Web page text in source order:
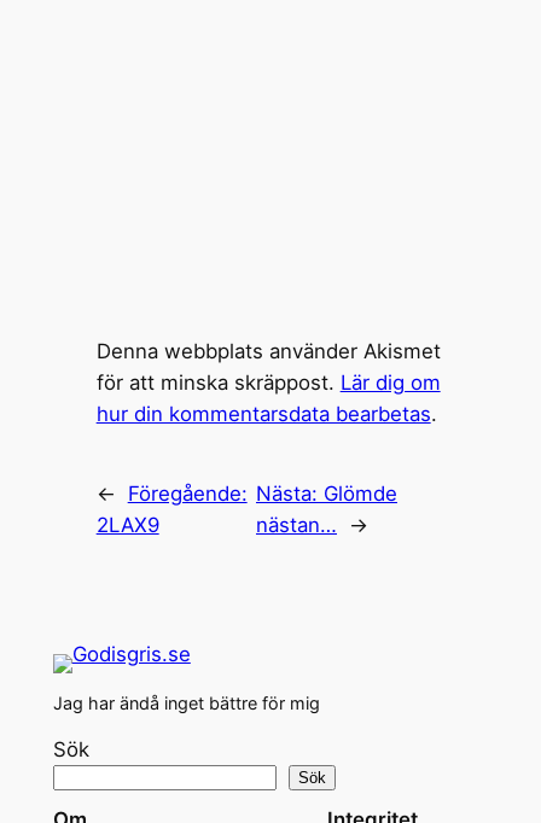
Denna webbplats använder Akismet
för att minska skräppost. Lär dig om
hur din kommentarsdata bearbetas.
←
Föregående:
2LAX9
Nästa: Glömde
nästan…
→
Jag har ändå inget bättre för mig
Sök
Sök